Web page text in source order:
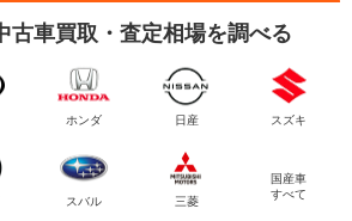
古車買取・査定相場を調べる
ホンダ 日産 スズキ
スバル 三菱
国産車
すべて